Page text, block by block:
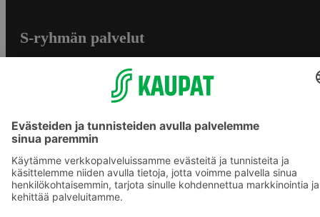
S-ryhmän palvelut
S-ostoslista -sovellus
Prisma.fi
Sokos.fi
S-Pankki
Yhteishyvä
Sokos Hotels